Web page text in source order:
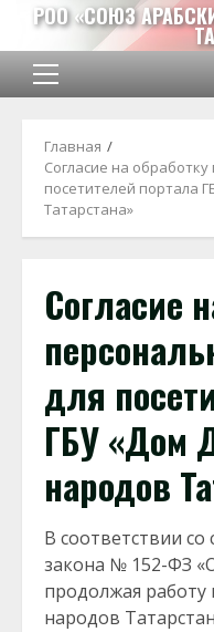
Перейти
содержимому
РОО «СОЮЗ
Основное
Главная
Согласие на
посетителей портала
Татарстана»
Согласие
для
ГБУ «Дом
народов
В соответствии со
закона № 152-ФЗ
продолжая работу
народов